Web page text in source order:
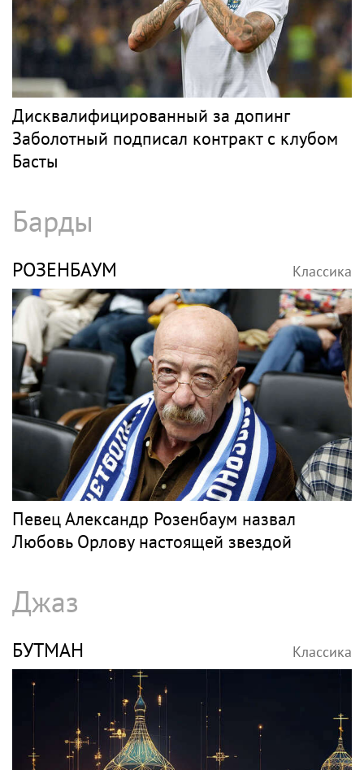
Дисквалифицированный за допинг
Заболотный подписал контракт с клубом
Басты
Барды
РОЗЕНБАУМ Классика
Певец Александр Розенбаум назвал
Любовь Орлову настоящей звездой
Джаз
БУТМАН Классика